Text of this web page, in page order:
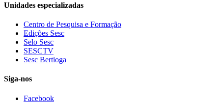
Unidades especializadas
Centro de Pesquisa e Formação
Edições Sesc
Selo Sesc
SESCTV
Sesc Bertioga
Siga-nos
Facebook